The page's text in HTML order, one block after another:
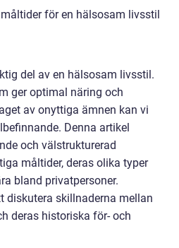
för en hälsosam livsstil
del av en hälsosam livsstil.
ger optimal näring och
av onyttiga ämnen kan vi
Denna artikel
och välstrukturerad
måltider, deras olika typer
bland privatpersoner.
diskutera skillnaderna mellan
deras historiska för- och